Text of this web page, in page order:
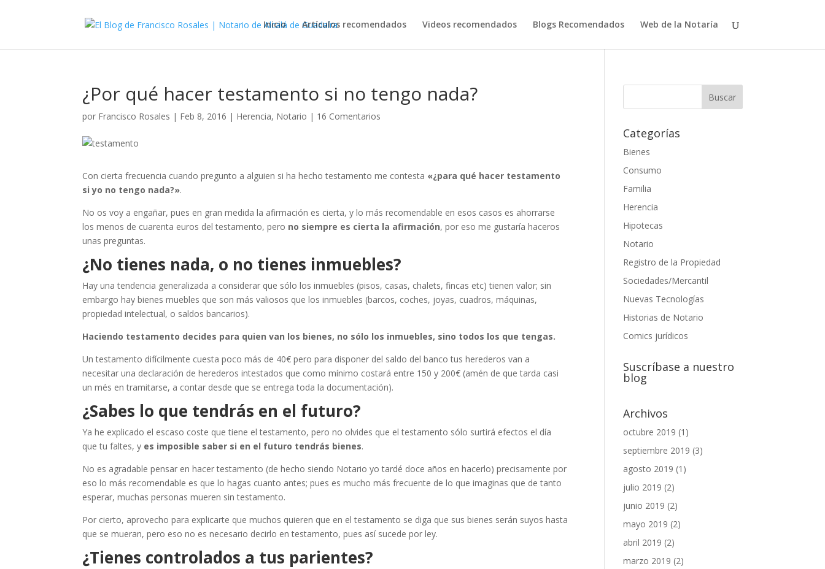
Inicio Artículos recomendados Videos recomendados Blogs Recomendados Web de la Notaría
¿Por qué hacer testamento si no tengo nada?
por Francisco Rosales | Feb 8, 2016 | Herencia, Notario | 16 Comentarios
Con cierta frecuencia cuando pregunto a alguien si ha hecho testamento me contesta «¿para qué hacer testamento
si yo no tengo nada?».
No os voy a engañar, pues en gran medida la afirmación es cierta, y lo más recomendable en esos casos es ahorrarse
los menos de cuarenta euros del testamento, pero no siempre es cierta la afirmación, por eso me gustaría haceros
unas preguntas.
¿No tienes nada, o no tienes inmuebles?
Hay una tendencia generalizada a considerar que sólo los inmuebles (pisos, casas, chalets, fincas etc) tienen valor; sin
embargo hay bienes muebles que son más valiosos que los inmuebles (barcos, coches, joyas, cuadros, máquinas,
propiedad intelectual, o saldos bancarios).
Haciendo testamento decides para quien van los bienes, no sólo los inmuebles, sino todos los que tengas.
Un testamento difícilmente cuesta poco más de 40€ pero para disponer del saldo del banco tus herederos van a
necesitar una declaración de herederos intestados que como mínimo costará entre 150 y 200€ (amén de que tarda casi
un més en tramitarse, a contar desde que se entrega toda la documentación).
¿Sabes lo que tendrás en el futuro?
Ya he explicado el escaso coste que tiene el testamento, pero no olvides que el testamento sólo surtirá efectos el día
que tu faltes, y es imposible saber si en el futuro tendrás bienes.
No es agradable pensar en hacer testamento (de hecho siendo Notario yo tardé doce años en hacerlo) precisamente por
eso lo más recomendable es que lo hagas cuanto antes; pues es mucho más frecuente de lo que imaginas que de tanto
esperar, muchas personas mueren sin testamento.
Por cierto, aprovecho para explicarte que muchos quieren que en el testamento se diga que sus bienes serán suyos hasta
que se mueran, pero eso no es necesario decirlo en testamento, pues así sucede por ley.
¿Tienes controlados a tus parientes?
Categorías
Bienes
Consumo
Familia
Herencia
Hipotecas
Notario
Registro de la Propiedad
Sociedades/Mercantil
Nuevas Tecnologías
Historias de Notario
Comics jurídicos
Suscríbase a nuestro
blog
Archivos
octubre 2019 (1)
septiembre 2019 (3)
agosto 2019 (1)
julio 2019 (2)
junio 2019 (2)
mayo 2019 (2)
abril 2019 (2)
marzo 2019 (2)